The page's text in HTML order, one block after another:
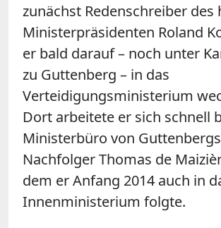
zunächst Redenschreiber des
Ministerpräsidenten Roland
er bald darauf – noch unter
zu Guttenberg – in das
Verteidigungsministerium
Dort arbeitete er sich schnell
Ministerbüro von Guttenbergs
Nachfolger Thomas de
dem er Anfang 2014 auch in
Innenministerium folgte.